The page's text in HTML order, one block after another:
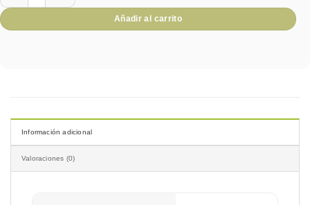
Añadir al carrito
Información adicional
Valoraciones (0)